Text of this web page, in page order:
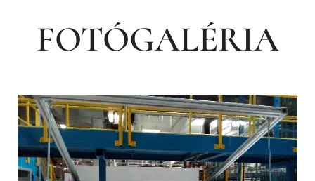
FOTÓGALÉRIA